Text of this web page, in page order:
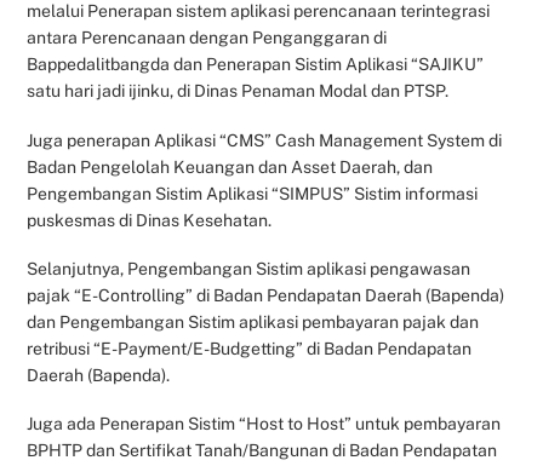
melalui Penerapan sistem aplikasi perencanaan terintegrasi
antara Perencanaan dengan Penganggaran di
Bappedalitbangda dan Penerapan Sistim Aplikasi “SAJIKU”
satu hari jadi ijinku, di Dinas Penaman Modal dan PTSP.
Juga penerapan Aplikasi “CMS” Cash Management System di
Badan Pengelolah Keuangan dan Asset Daerah, dan
Pengembangan Sistim Aplikasi “SIMPUS” Sistim informasi
puskesmas di Dinas Kesehatan.
Selanjutnya, Pengembangan Sistim aplikasi pengawasan
pajak “E-Controlling” di Badan Pendapatan Daerah (Bapenda)
dan Pengembangan Sistim aplikasi pembayaran pajak dan
retribusi “E-Payment/E-Budgetting” di Badan Pendapatan
Daerah (Bapenda).
Juga ada Penerapan Sistim “Host to Host” untuk pembayaran
BPHTP dan Sertifikat Tanah/Bangunan di Badan Pendapatan